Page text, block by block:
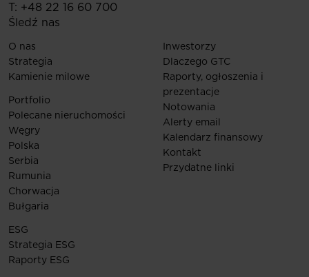
T: +48 22 16 60 700
Śledź nas
O nas
Strategia
Kamienie milowe
Portfolio
Polecane nieruchomości
Węgry
Polska
Serbia
Rumunia
Chorwacja
Bułgaria
Inwestorzy
Dlaczego GTC
Raporty, ogłoszenia i
prezentacje
Notowania
Alerty email
Kalendarz finansowy
Kontakt
Przydatne linki
ESG
Strategia ESG
Raporty ESG